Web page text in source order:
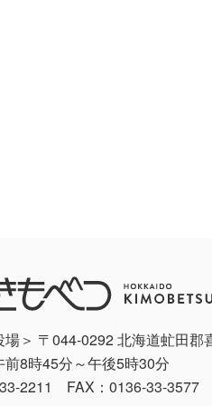
場＞ 〒044-0292 北海道虻田
8時45分～午後5時30分
2211 FAX：0136-33-3577